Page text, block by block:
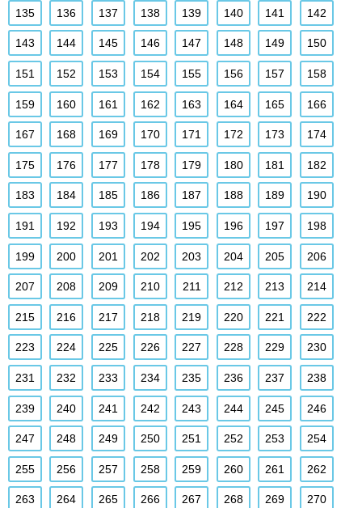
135 136 137 138 139 140 141 142
143 144 145 146 147 148 149 150
151 152 153 154 155 156 157 158
159 160 161 162 163 164 165 166
167 168 169 170 171 172 173 174
175 176 177 178 179 180 181 182
183 184 185 186 187 188 189 190
191 192 193 194 195 196 197 198
199 200 201 202 203 204 205 206
207 208 209 210 211 212 213 214
215 216 217 218 219 220 221 222
223 224 225 226 227 228 229 230
231 232 233 234 235 236 237 238
239 240 241 242 243 244 245 246
247 248 249 250 251 252 253 254
255 256 257 258 259 260 261 262
263 264 265 266 267 268 269 270